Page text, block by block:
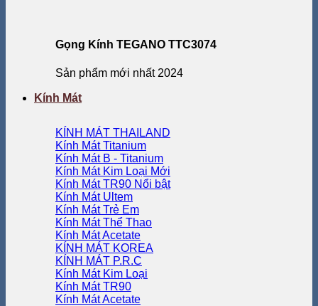
Gọng Kính TEGANO TTC3074
Sản phẩm mới nhất 2024
Kính Mát
KÍNH MÁT THAILAND
Kính Mát Titanium
Kính Mát B - Titanium
Kính Mát Kim Loại
Kính Mát TR90
Kính Mát Ultem
Kính Mát Trẻ Em
Kính Mát Thể Thao
Kính Mát Acetate
KÍNH MÁT KOREA
KÍNH MÁT P.R.C
Kính Mát Kim Loại
Kính Mát TR90
Kính Mát Acetate